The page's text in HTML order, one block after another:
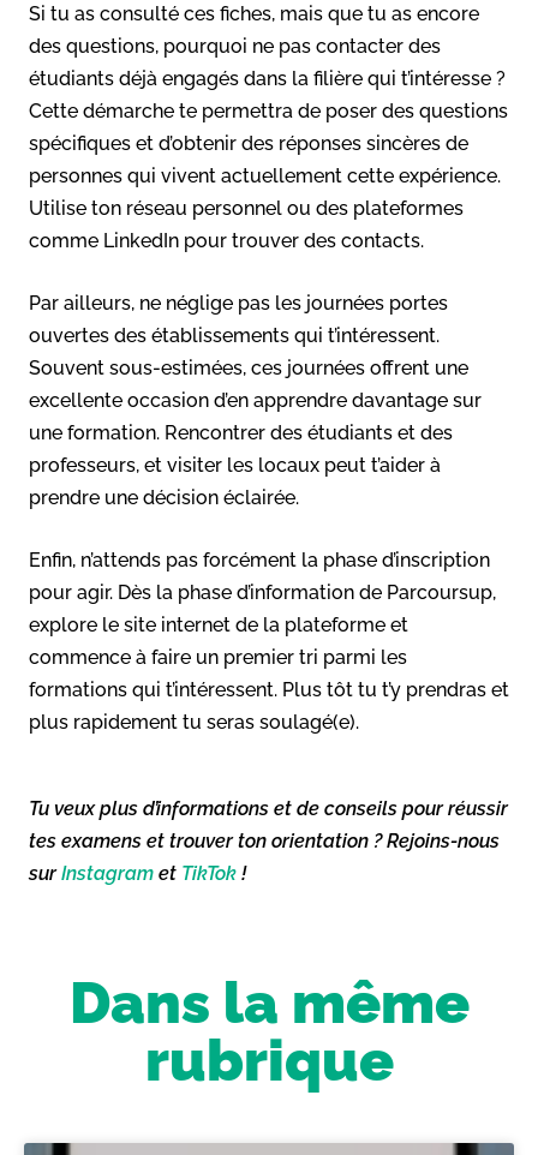
Si tu as consulté ces fiches, mais que tu as encore
des questions, pourquoi ne pas contacter des
étudiants déjà engagés dans la filière qui t’intéresse ?
Cette démarche te permettra de poser des questions
spécifiques et d’obtenir des réponses sincères de
personnes qui vivent actuellement cette expérience.
Utilise ton réseau personnel ou des plateformes
comme LinkedIn pour trouver des contacts.
Par ailleurs, ne néglige pas les journées portes
ouvertes des établissements qui t’intéressent.
Souvent sous-estimées, ces journées offrent une
excellente occasion d’en apprendre davantage sur
une formation. Rencontrer des étudiants et des
professeurs, et visiter les locaux peut t’aider à
prendre une décision éclairée.
Enfin, n’attends pas forcément la phase d’inscription
pour agir. Dès la phase d’information de Parcoursup,
explore le site internet de la plateforme et
commence à faire un premier tri parmi les
formations qui t’intéressent. Plus tôt tu t’y prendras et
plus rapidement tu seras soulagé(e).
Tu veux plus d’informations et de conseils pour réussir
tes examens et trouver ton orientation ? Rejoins-nous
surInstagram et TikTok !
Dans la même
rubrique